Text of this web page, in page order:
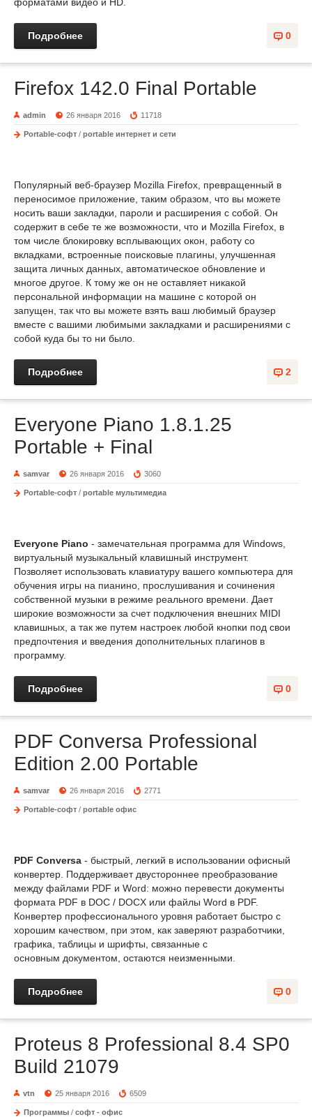
0
Подробнее
Firefox 142.0 Final Portable
admin 26 января 2016 11718
Portable-софт / portable интернет и сети
Популярный веб-браузер Mozilla Firefox, превращенный в
переносимое приложение, таким образом, что вы можете
носить ваши закладки, пароли и расширения с собой. Он
содержит в себе те же возможности, что и Mozilla Firefox, в
том числе блокировку всплывающих окон, работу со
вкладками, встроенные поисковые плагины, улучшенная
защита личных данных, автоматическое обновление и
многое другое. К тому же он не оставляет никакой
персональной информации на машине с которой он
запущен, так что вы можете взять ваш любимый браузер
вместе с вашими любимыми закладками и расширениями с
собой куда бы то ни было.
2
Подробнее
Everyone Piano 1.8.1.25
Portable + Final
samvar 26 января 2016 3060
Portable-софт / portable мультимедиа
Everyone Piano - замечательная программа для Windows,
виртуальный музыкальный клавишный инструмент.
Позволяет использовать клавиатуру вашего компьютера для
обучения игры на пианино, прослушивания и сочинения
собственной музыки в режиме реального времени. Дает
широкие возможности за счет подключения внешних MIDI
клавишных, а так же путем настроек любой кнопки под свои
предпочтения и введения дополнительных плагинов в
программу.
0
Подробнее
PDF Conversa Professional
Edition 2.00 Portable
samvar 26 января 2016 2771
Portable-софт / portable офис
PDF Conversa - быстрый, легкий в использовании офисный
конвертер. Поддерживает двустороннее преобразование
между файлами PDF и Word: можно перевести документы
формата PDF в DOC / DOCX или файлы Word в PDF.
Конвертер профессионального уровня работает быстро с
хорошим качеством, при этом, как заверяют разработчики,
графика, таблицы и шрифты, связанные с
основным документом, остаются неизменными.
0
Подробнее
Proteus 8 Professional 8.4 SP0
Build 21079
vtn 25 января 2016 6509
Программы / софт - офис